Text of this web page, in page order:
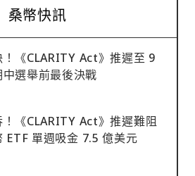
桑幣快訊
《CLARITY Act》推遲至 9
選舉前最後決戰
《CLARITY Act》推遲難阻
ETF 單週吸金 7.5 億美元